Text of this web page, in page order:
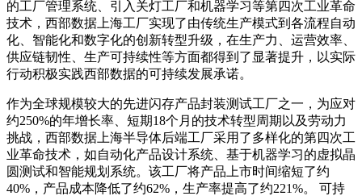
的工厂管理系统、引入关灯工厂和机器学习等第四次工业革命
技术，西部数据上海工厂实现了由传统生产模式到各流程自动
化、智能化和数字化的创新转型升级，在生产力、运营效率、
供应链韧性、生产可持续性等方面都得到了显著提升，以实际
行动积极实践西部数据的可持续发展承诺。
作为全球规模较大的先进闪存产品封装测试工厂之一，为应对
约250%的年增长率、短期18个月的技术转型周期以及劳动力
挑战，西部数据上海半导体后端工厂采用了多样化的第四次工
业革命技术，如自动化产品设计系统、基于机器学习的虚拟晶
圆测试和智能规划系统。该工厂将产品上市时间缩短了约
40%，产品成本降低了约62%，生产率提高了约221%。 可持